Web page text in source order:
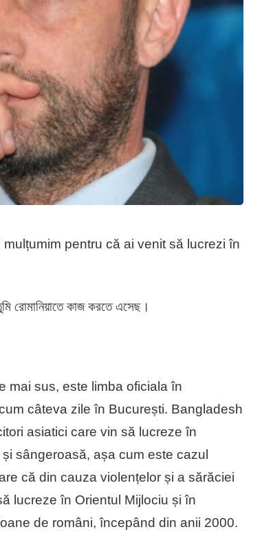
pentru că ai venit să lucrezi în
রোমানিয়াতে কাজ করতে এসেছ।
mai sus, este limba oficiala în
câteva zile în București. Bangladesh
asiatici care vin să lucreze în
sângeroasă, așa cum este cazul
că din cauza violențelor și a sărăciei
lucreze în Orientul Mijlociu și în
de români, începând din anii 2000.